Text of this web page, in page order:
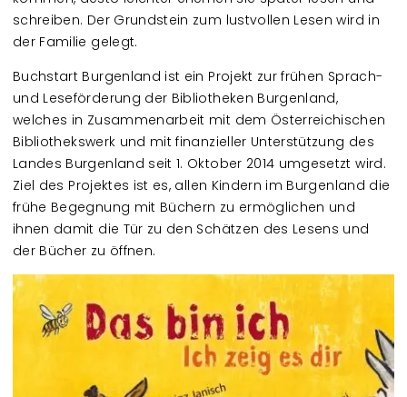
schreiben. Der Grundstein zum lustvollen Lesen wird in
der Familie gelegt.
Buchstart Burgenland ist ein Projekt zur frühen Sprach-
und Leseförderung der Bibliotheken Burgenland,
welches in Zusammenarbeit mit dem Österreichischen
Bibliothekswerk und mit finanzieller Unterstützung des
Landes Burgenland seit 1. Oktober 2014 umgesetzt wird.
Ziel des Projektes ist es, allen Kindern im Burgenland die
frühe Begegnung mit Büchern zu ermöglichen und
ihnen damit die Tür zu den Schätzen des Lesens und
der Bücher zu öffnen.